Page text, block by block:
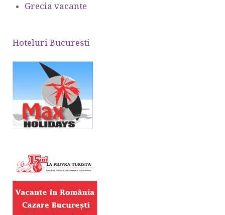
Grecia vacante
Hoteluri Bucuresti